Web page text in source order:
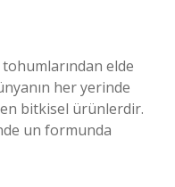
elde
her yerinde
bitkisel ürünlerdir.
un formunda